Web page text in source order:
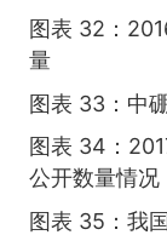
图表 32：
量
图表 33：中
图表 34：
公开数量情况
图表 35：我